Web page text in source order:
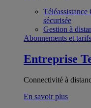
Téléassistance
sécurisée
Gestion à
Abonnements et tarifs
Entreprise
Connectivité à
En savoir plus